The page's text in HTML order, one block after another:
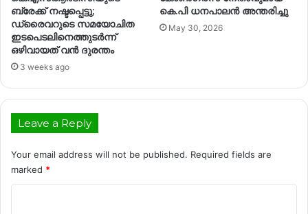
ബ്രേക്ക് നഷ്ടപ്പെട്ടു;
ഡ്രൈവറുടെ സമയോചിത
ഇടപെടലിനെത്തുടർന്ന്
ഒഴിവായത് വൻ ദുരന്തം
3 weeks ago
കെ.പി ധനപാലൻ അന്തരിച്ചു
May 30, 2026
Leave a Reply
Your email address will not be published. Required fields are
marked *